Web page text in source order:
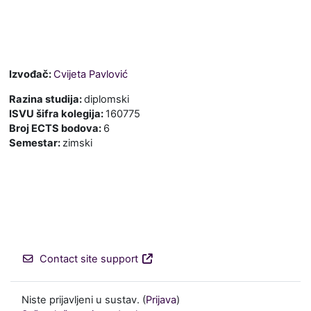
Izvođač:Cvijeta Pavlović
Razina studija:diplomski
ISVU šifra kolegija: 160775
Broj ECTS bodova: 6
Semestar:zimski
Contact site support
Niste prijavljeni u sustav. (Prijava)